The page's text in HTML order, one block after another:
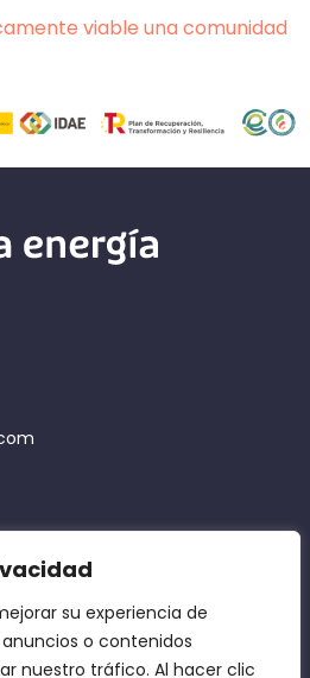
su experiencia de
o contenidos
nuestro tráfico. Al hacer clic
viable una comunidad